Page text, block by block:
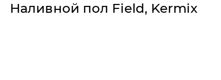
Наливной пол Field, Kermix